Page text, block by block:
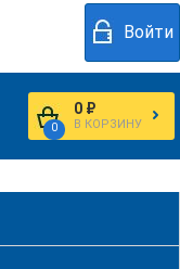
Войти
0
0 ₽
В КОРЗИНУ